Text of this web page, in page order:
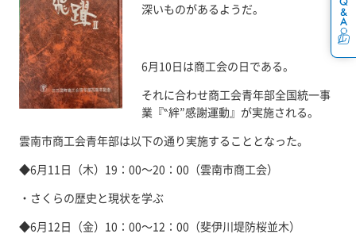
深いものがあるようだ。
6月10日は商工会の日である。
それに合わせ商工会青年部全国統一事
業『‶絆”感謝運動』が実施される。
雲南市商工会青年部は以下の通り実施することとなった。
◆6月11日（木）19：00～20：00（雲南市商工会）
・さくらの歴史と現状を学ぶ
◆6月12日（金）10：00～12：00（斐伊川堤防桜並木）